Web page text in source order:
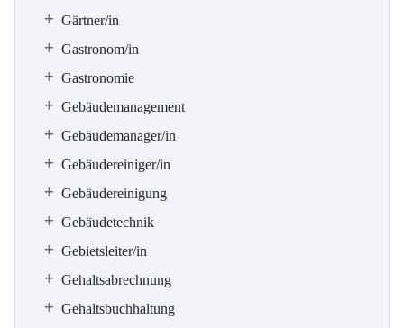
Gärtner/in
Gastronom/in
Gastronomie
Gebäudemanagement
Gebäudemanager/in
Gebäudereiniger/in
Gebäudereinigung
Gebäudetechnik
Gebietsleiter/in
Gehaltsabrechnung
Gehaltsbuchhaltung